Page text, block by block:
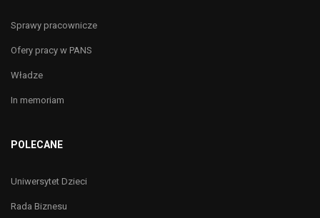
Sprawy pracownicze
Ofery pracy w PANS
Władze
In memoriam
POLECANE
Uniwersytet Dzieci
Rada Biznesu